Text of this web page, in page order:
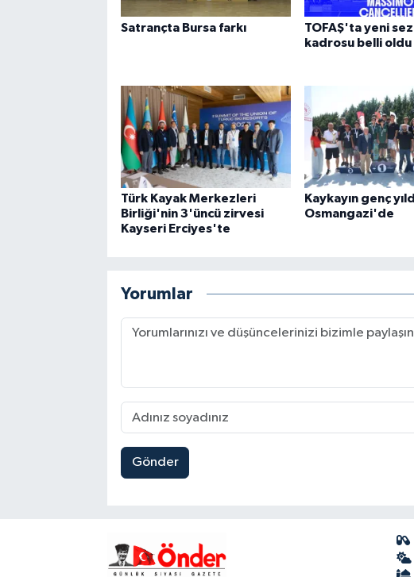
Satrançta Bursa farkı
TOFAŞ'ta yeni
kadrosu belli oldu
Türk Kayak Merkezleri
Birliği'nin 3'üncü zirvesi
Kayseri Erciyes'te
Kaykayın genç
Osmangazi'de
Yorumlar
Gönder